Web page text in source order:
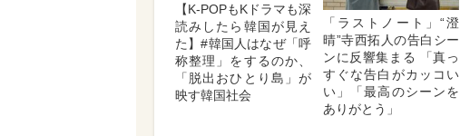
【K-POPもKドラマも深
読みしたら韓国が見え
た】#韓国人はなぜ「呼
称整理」をするのか、
「脱出おひとり島」が
映す韓国社会
「ラストノート」“澄
晴”寺西拓人の告白シー
ンに反響集まる 「真っ
すぐな告白がカッコい
い」「最高のシーンを
ありがとう」